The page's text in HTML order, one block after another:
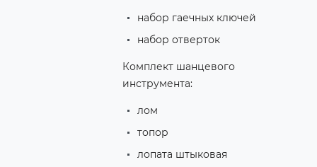
набор гаечных ключей
набор отверток
Комплект шанцевого
инструмента:
лом
топор
лопата штыковая